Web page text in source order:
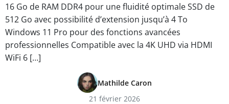
16 Go de RAM DDR4 pour une fluidité optimale SSD de
512 Go avec possibilité d’extension jusqu’à 4 To
Windows 11 Pro pour des fonctions avancées
professionnelles Compatible avec la 4K UHD via HDMI
WiFi 6 […]
Mathilde Caron
21 février 2026